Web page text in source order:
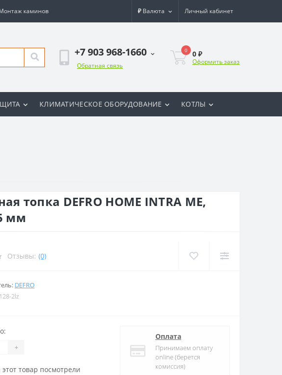
каминов ₽ Валюта Личный кабинет
+7 903 968-1660
Обратная связь
0 0 ₽
Оформить заказ
КЛИМАТИЧЕСКОЕ ОБОРУДОВАНИЕ КОТЛЫ
топка DEFRO HOME INTRA ME,
мм
Отзывы: (0)
DEFRO
2lz
+
этот товар посмотрели
Оплата
Принимаем оплату
online (берется
комиссия)